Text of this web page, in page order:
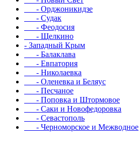
- Орджоникидзе
- Судак
- Феодосия
- Щелкино
- Западный Крым
- Балаклава
- Евпатория
- Николаевка
- Оленевка и Беляус
- Песчаное
- Поповка и Штормовое
- Саки и Новофедоровка
- Севастополь
- Черноморское и Межводное